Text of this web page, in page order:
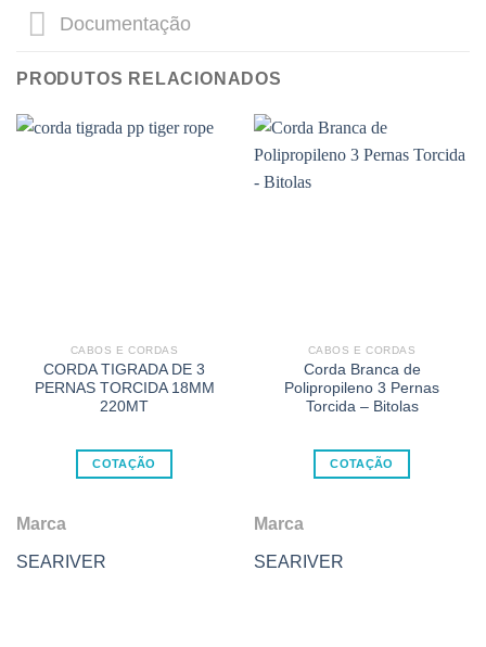
Documentação
PRODUTOS RELACIONADOS
CABOS E CORDAS
CORDA TIGRADA DE 3
PERNAS TORCIDA 18MM
220MT
COTAÇÃO
Marca
SEARIVER
CABOS E CORDAS
Corda Branca de
Polipropileno 3 Pernas
Torcida – Bitolas
COTAÇÃO
Marca
SEARIVER